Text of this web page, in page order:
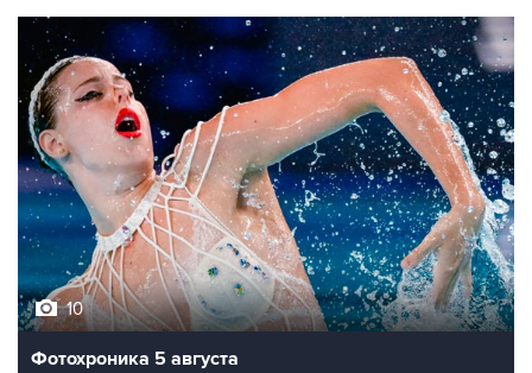
10
Фотохроника 5 августа